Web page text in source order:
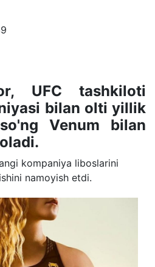
UFC tashkiloti
bilan olti yillik
Venum bilan
kompaniya liboslarini
namoyish etdi.